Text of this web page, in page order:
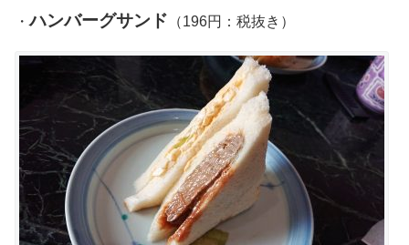
・ハンバーグサンド （196円：税抜き）